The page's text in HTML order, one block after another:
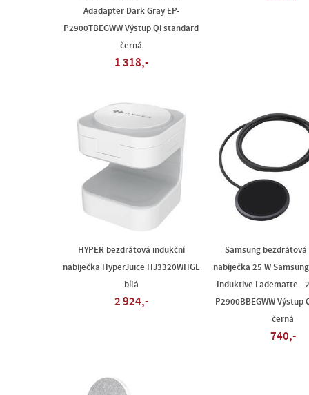
Adadapter Dark Gray EP-
P2900TBEGWW Výstup Qi standard
černá
1 318,-
HYPER bezdrátová indukční
nabíječka HyperJuice HJ3320WHGL
bílá
2 924,-
Samsung bezdrátová
nabíječka 25 W
Induktive Ladematte -
P2900BBEGWW Výstup
černá
740,-